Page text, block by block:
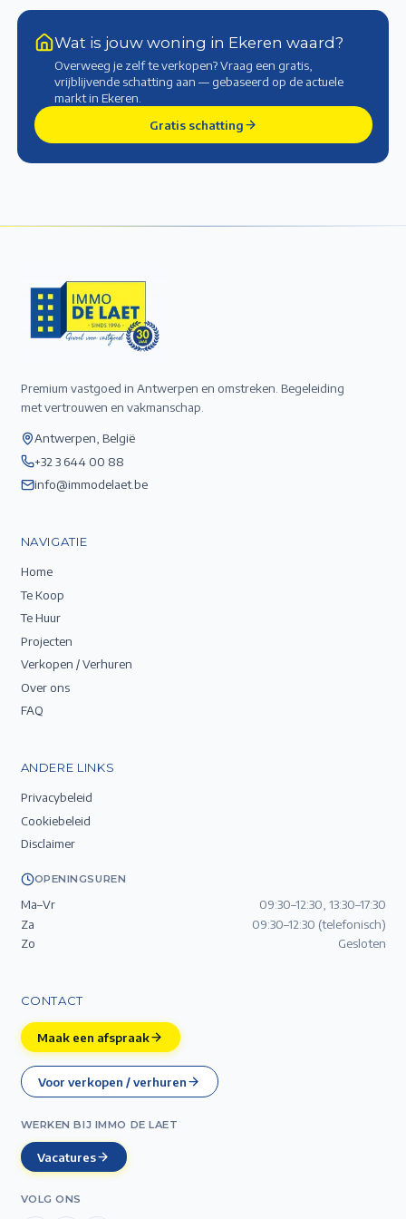
Wat is jouw woning in Ekeren waard?
Overweeg je zelf te verkopen? Vraag een gratis,
vrijblijvende schatting aan — gebaseerd op de actuele
marktin Ekeren
Gratis schatting
Premium vastgoed in Antwerpen en omstreken. Begeleiding
met vertrouwen en vakmanschap.
Antwerpen, België
+32 3 644 00 88
info@immodelaet.be
NAVIGATIE
Home
Te Koop
Te Huur
Projecten
Verkopen / Verhuren
Over ons
FAQ
ANDERE LINKS
Privacybeleid
Cookiebeleid
Disclaimer
OPENINGSUREN
Ma–Vr
09:30–12:30, 13:30–17:30
Za
09:30–12:30 (telefonisch)
Zo
Gesloten
CONTACT
Maak een afspraak
Voor verkopen / verhuren
WERKEN BIJ IMMO DE LAET
Vacatures
VOLG ONS